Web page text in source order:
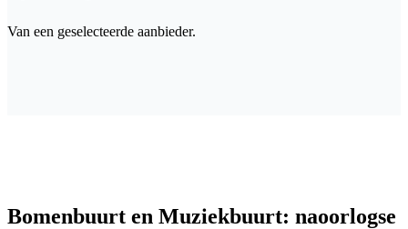
Van een geselecteerde aanbieder.
Bomenbuurt en Muziekbuurt: naoorlogse